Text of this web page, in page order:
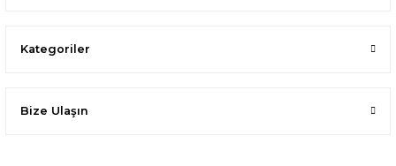
Kategoriler
Bize Ulaşın